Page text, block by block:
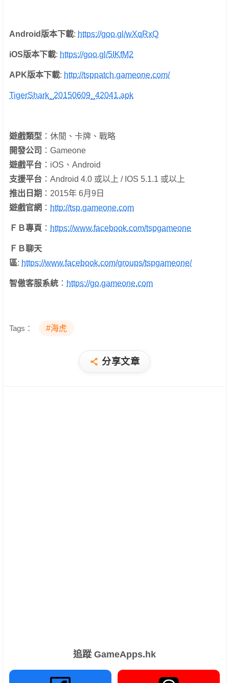
Android版本下載: https://goo.gl/wXqRxQ
iOS版本下載: https://goo.gl/5IKfM2
APK版本下載: http://tsppatch.gameone.com/
TigerShark_20150609_42041.apk
遊戲類型 ：休閒、卡牌、戰略
開發公司 ：Gameone
遊戲平台 ：iOS、Android
支援平台 ：Android 4.0 或以上 / IOS 5.1.1 或以上
推出日期 ：2015年 6月9日
遊戲官網 ： http://tsp.gameone.com
ＦＢ專頁 ： https://www.facebook.com/tspgameone
ＦＢ聊天
區: https://www.facebook.com/groups/tspgameone/
智傲客服系統 ： https://go.gameone.com
Tags： #海虎
分享文章
追蹤 GameApps.hk